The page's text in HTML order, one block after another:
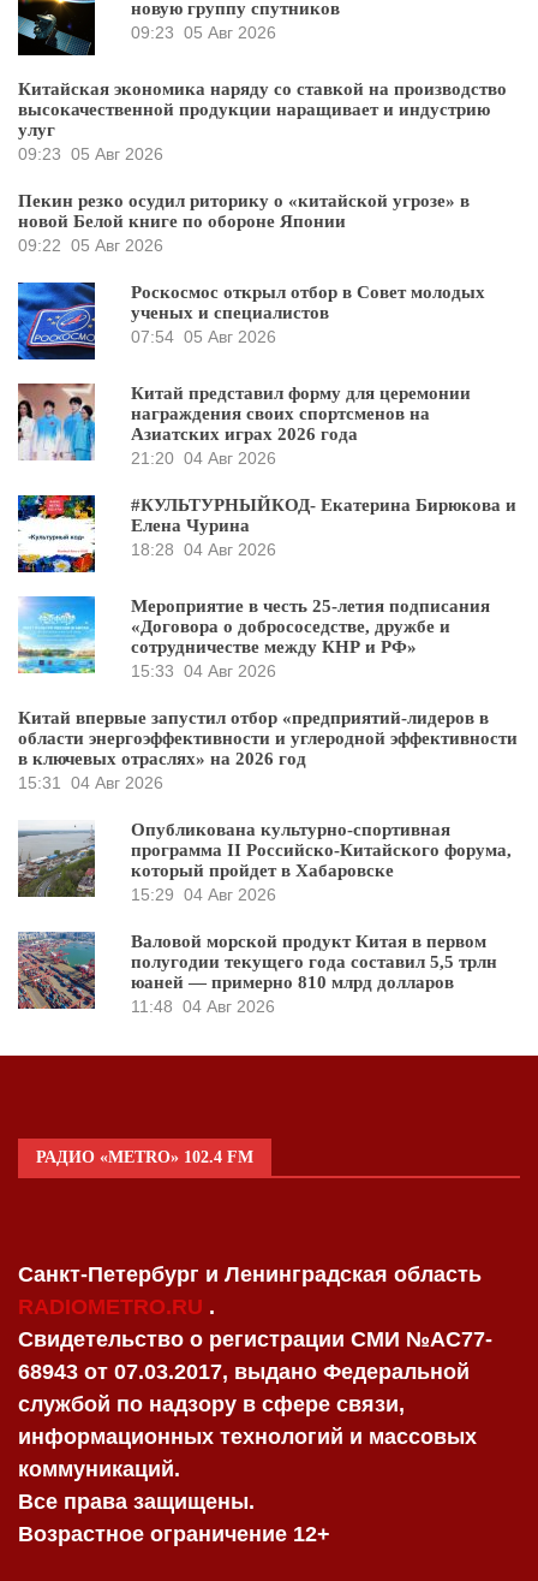
новую группу спутников
09:23 05 Авг 2026
Китайская экономика наряду со ставкой на производство
высокачественной продукции наращивает и индустрию
улуг
09:23 05 Авг 2026
Пекин резко осудил риторику о «китайской угрозе» в
новой Белой книге по обороне Японии
09:22 05 Авг 2026
Роскосмос открыл отбор в Совет молодых
ученых и специалистов
07:54 05 Авг 2026
Китай представил форму для церемонии
награждения своих спортсменов на
Азиатских играх 2026 года
21:20 04 Авг 2026
#КУЛЬТУРНЫЙКОД- Екатерина Бирюкова и
Елена Чурина
18:28 04 Авг 2026
Мероприятие в честь 25-летия подписания
«Договора о добрососедстве, дружбе и
сотрудничестве между КНР и РФ»
15:33 04 Авг 2026
Китай впервые запустил отбор «предприятий-лидеров в
области энергоэффективности и углеродной эффективности
в ключевых отраслях» на 2026 год
15:31 04 Авг 2026
Опубликована культурно-спортивная
программа II Российско-Китайского форума,
который пройдет в Хабаровске
15:29 04 Авг 2026
Валовой морской продукт Китая в первом
полугодии текущего года составил 5,5 трлн
юаней — примерно 810 млрд долларов
11:48 04 Авг 2026
РАДИО «METRO» 102.4 FM
Санкт-Петербург и Ленинградская область
RADIOMETRO.RU .
Свидетельство о регистрации СМИ №AC77-
68943 от 07.03.2017, выдано Федеральной
службой по надзору в сфере связи,
информационных технологий и массовых
коммуникаций.
Все права защищены.
Возрастное ограничение 12+